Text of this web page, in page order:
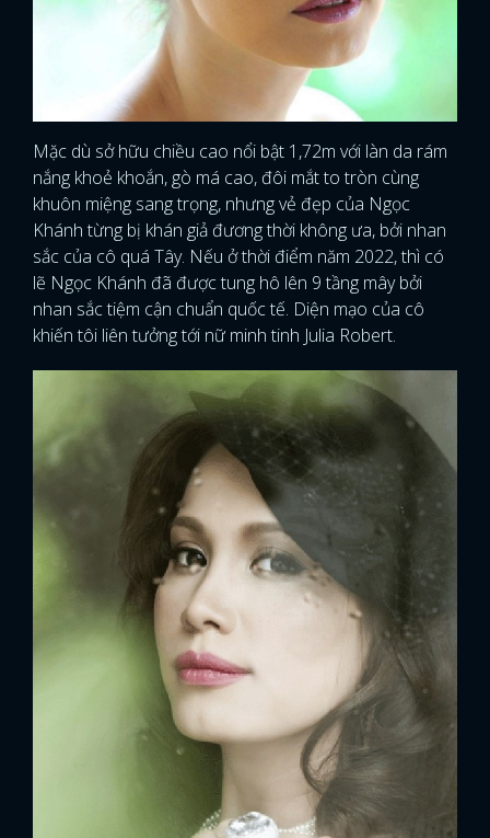
Mặc dù sở hữu chiều cao nổi bật 1,72m với làn da rám
nắng khoẻ khoắn, gò má cao, đôi mắt to tròn cùng
khuôn miệng sang trọng, nhưng vẻ đẹp của Ngọc
Khánh từng bị khán giả đương thời không ưa, bởi nhan
sắc của cô quá Tây. Nếu ở thời điểm năm 2022, thì có
lẽ Ngọc Khánh đã được tung hô lên 9 tầng mây bởi
nhan sắc tiệm cận chuẩn quốc tế. Diện mạo của cô
khiến tôi liên tưởng tới nữ minh tinh Julia Robert.